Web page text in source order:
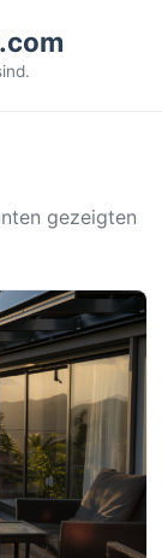
gezeigten